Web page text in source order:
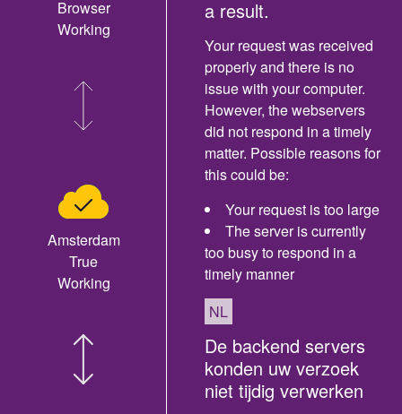
Browser
Working
Amsterdam
True
Working
a result.
Your request was received
properly and there is no
issue with your computer.
However, the webservers
did not respond in a timely
matter. Possible reasons for
this could be:
Your request is too large
The server is currently
too busy to respond in a
timely manner
NL
De backend servers
konden uw verzoek
niet tijdig verwerken